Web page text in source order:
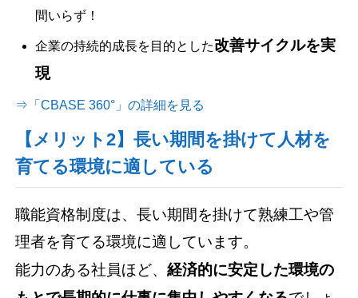
間いらず！
企業の持続的成長を目的とした改善サイクルを実
現
⇒「CBASE 360°」の詳細を見る
【メリット2】長い期間を掛けて人材を
育てる環境に適している
職能資格制度は、長い期間を掛けて熟練工や管
理者を育てる環境に適しています。
能力のある社員ほど、経済的に安定した環境の